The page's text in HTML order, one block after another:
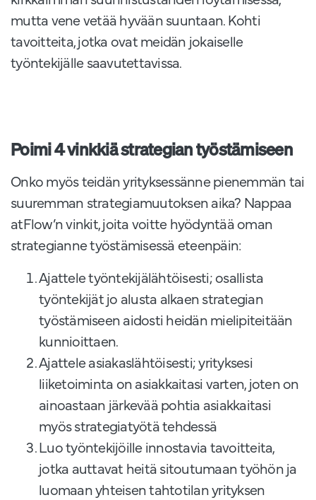
mutta vene vetää hyvään suuntaan. Kohti
tavoitteita, jotka ovat meidän jokaiselle
työntekijälle saavutettavissa.
Poimi 4 vinkkiä strategian työstämiseen
Onko myös teidän yrityksessänne pienemmän tai
suuremman strategiamuutoksen aika? Nappaa
atFlow’n vinkit, joita voitte hyödyntää oman
strategianne työstämisessä eteenpäin:
Ajattele työntekijälähtöisesti; osallista
työntekijät jo alusta alkaen strategian
työstämiseen aidosti heidän mielipiteitään
kunnioittaen.
Ajattele asiakaslähtöisesti; yrityksesi
liiketoiminta on asiakkaitasi varten, joten on
ainoastaan järkevää pohtia asiakkaitasi
myös strategiatyötä tehdessä
Luo työntekijöille innostavia tavoitteita,
jotka auttavat heitä sitoutumaan työhön ja
luomaan yhteisen tahtotilan yrityksen